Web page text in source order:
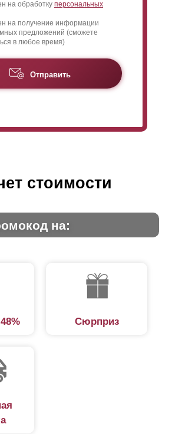
на обработку персональных
на получение информации
предложений (сможете
в любое время)
Отправить
стоимости
на:
Сюрприз